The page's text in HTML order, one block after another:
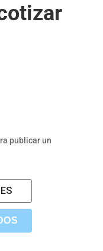
publicar un